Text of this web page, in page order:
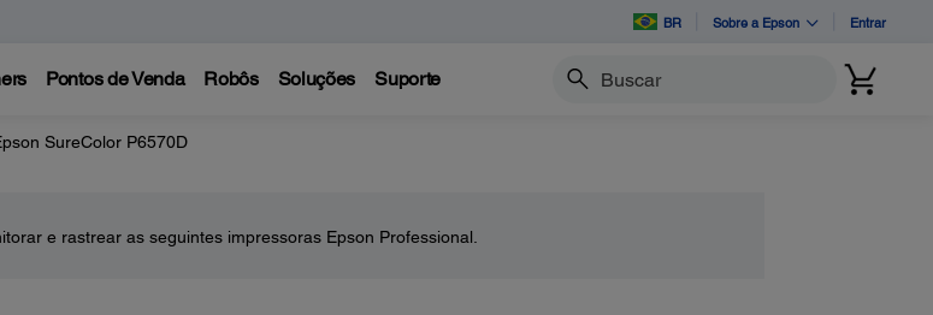
BR Sobre a Epson Entrar
Pontos de Venda Robôs Soluções Suporte Buscar
SureColor P6570D
e rastrear as seguintes impressoras Epson Professional.